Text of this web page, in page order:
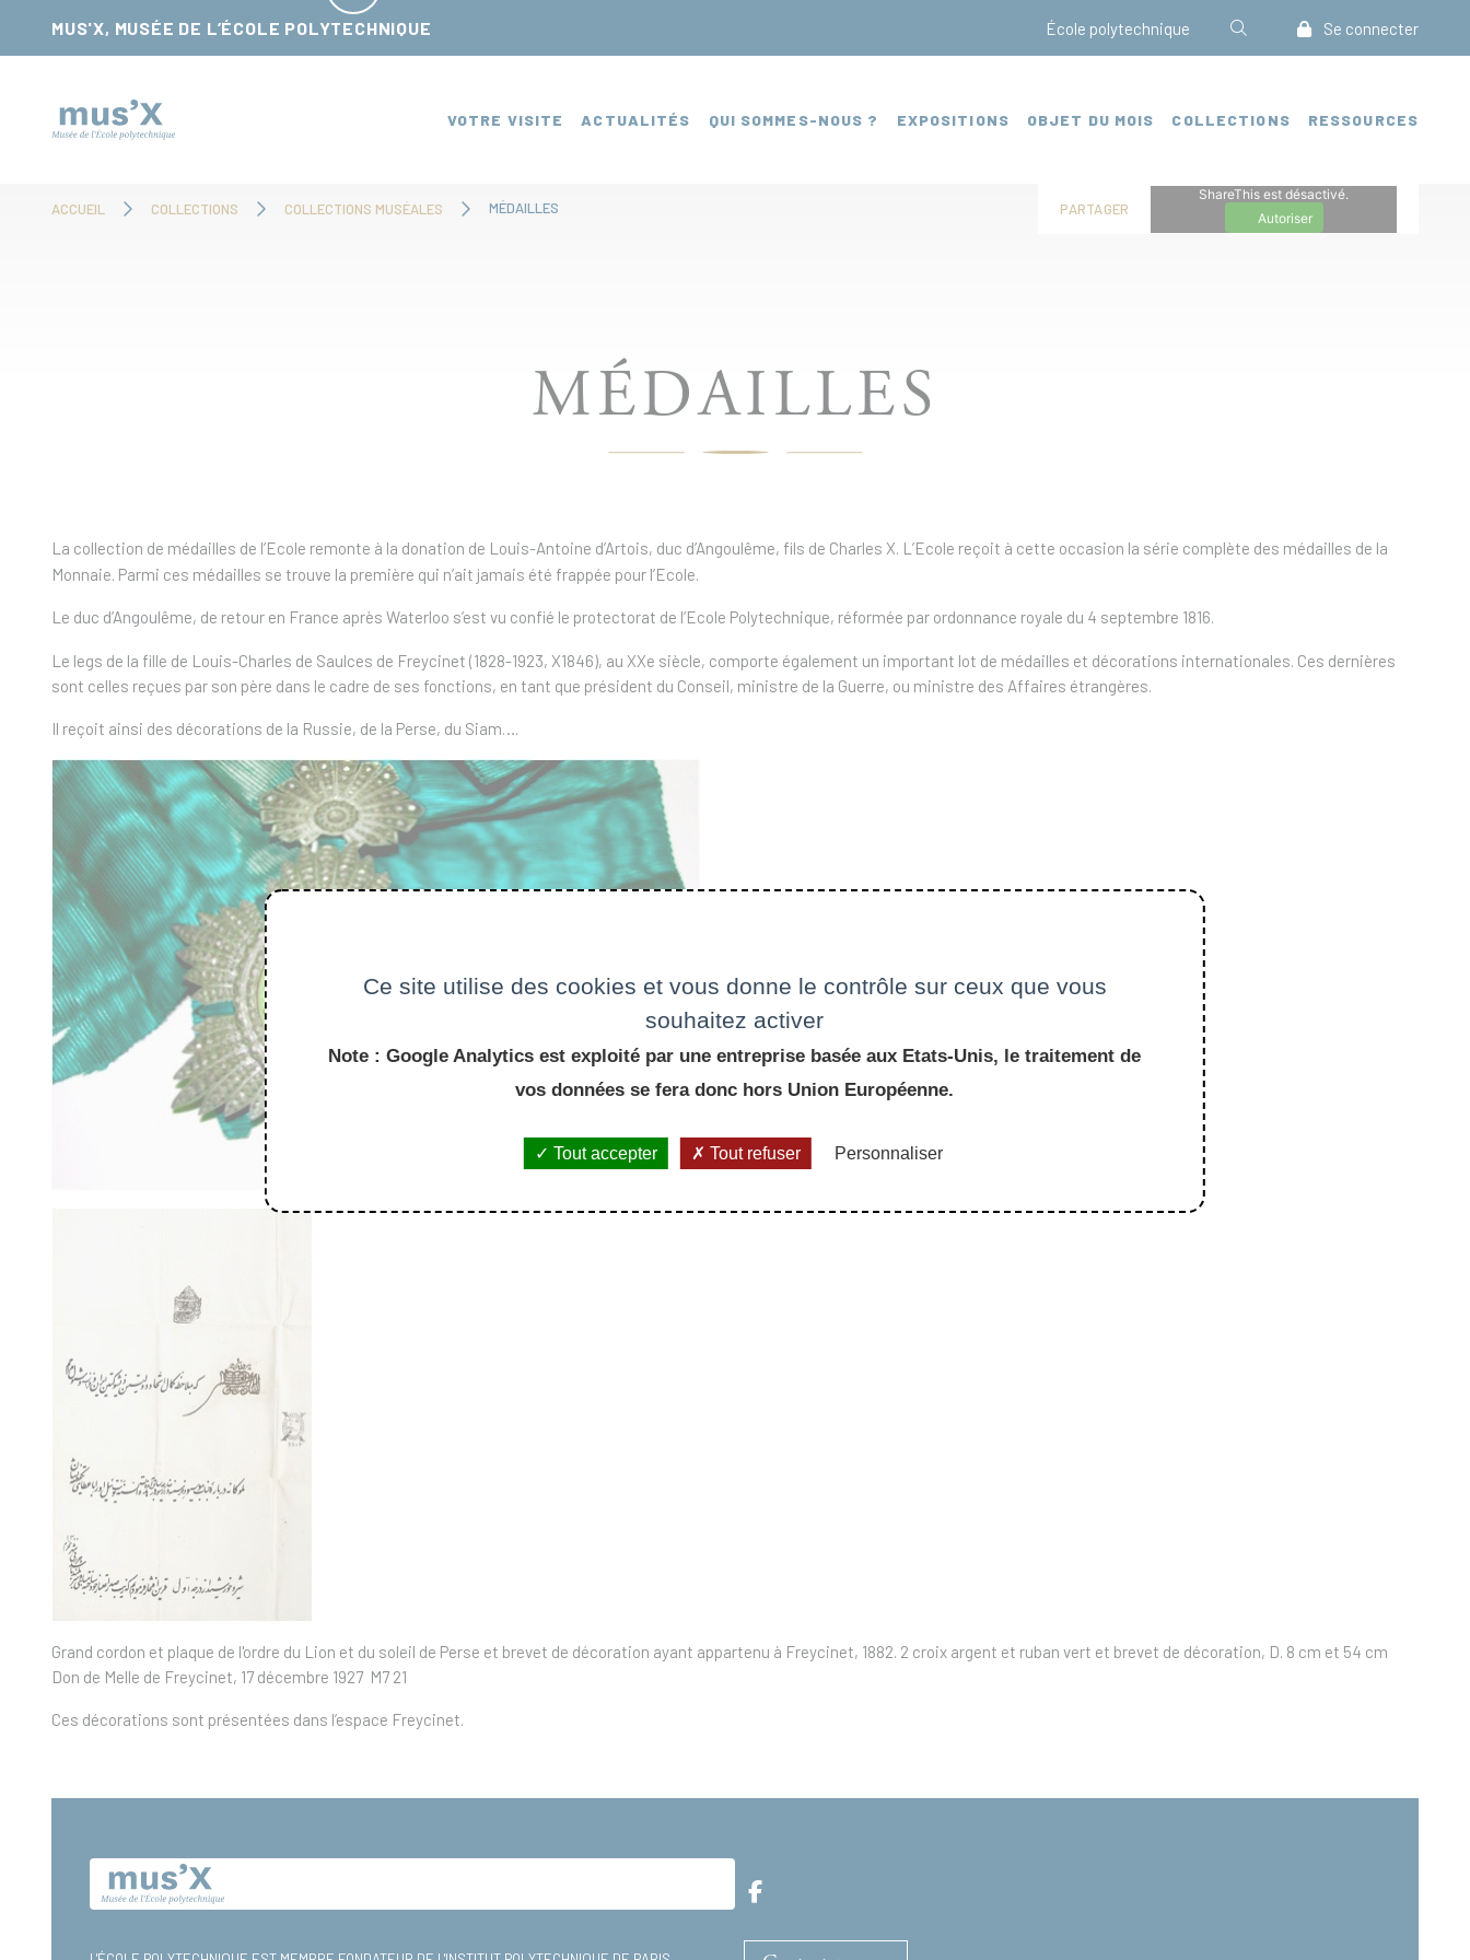
MUS'X, MUSÉE DE L’ÉCOLE POLYTECHNIQUE École polytechnique Se connecter
VOTRE VISITE ACTUALITÉS QUI SOMMES-NOUS ? EXPOSITIONS OBJET DU MOIS COLLECTIONS RESSOURCES
ACCUEIL COLLECTIONS COLLECTIONS MUSÉALES MÉDAILLES PARTAGER
ShareThis est désactivé.
Autoriser
MÉDAILLES
La collection de médailles de l’Ecole remonte à la donation de Louis-Antoine d’Artois, duc d’Angoulême, fils de Charles X. L’Ecole reçoit à cette occasion la série complète des médailles de la
Monnaie. Parmi ces médailles se trouve la première qui n’ait jamais été frappée pour l’Ecole.
Le duc d’Angoulême, de retour en France après Waterloo s’est vu confié le protectorat de l’Ecole Polytechnique, réformée par ordonnance royale du 4 septembre 1816.
Le legs de la fille de Louis-Charles de Saulces de Freycinet (1828-1923, X1846), au XXe siècle, comporte également un important lot de médailles et décorations internationales. Ces dernières
sont celles reçues par son père dans le cadre de ses fonctions, en tant que président du Conseil, ministre de la Guerre, ou ministre des Affaires étrangères.
Il reçoit ainsi des décorations de la Russie, de la Perse, du Siam….
Grand cordon et plaque de l'ordre du Lion et du soleil de Perse et brevet de décoration ayant appartenu à Freycinet, 1882. 2 croix argent et ruban vert et brevet de décoration, D. 8 cm et 54 cm
Don de Melle de Freycinet, 17 décembre 1927 M7 21
Ces décorations sont présentées dans l’espace Freycinet.
Ce site utilise des cookies et vous donne le contrôle sur ceux que vous
souhaitez activer
Note : Google Analytics est exploité par une entreprise basée aux Etats-Unis, le traitement de
vos données se fera donc hors Union Européenne.
Tout accepter Tout refuser Personnaliser